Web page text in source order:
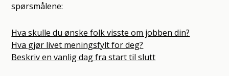
spørsmålene:
Hva skulle du ønske folk visste om jobben din?
Hva gjør livet meningsfylt for deg?
Beskriv en vanlig dag fra start til slutt